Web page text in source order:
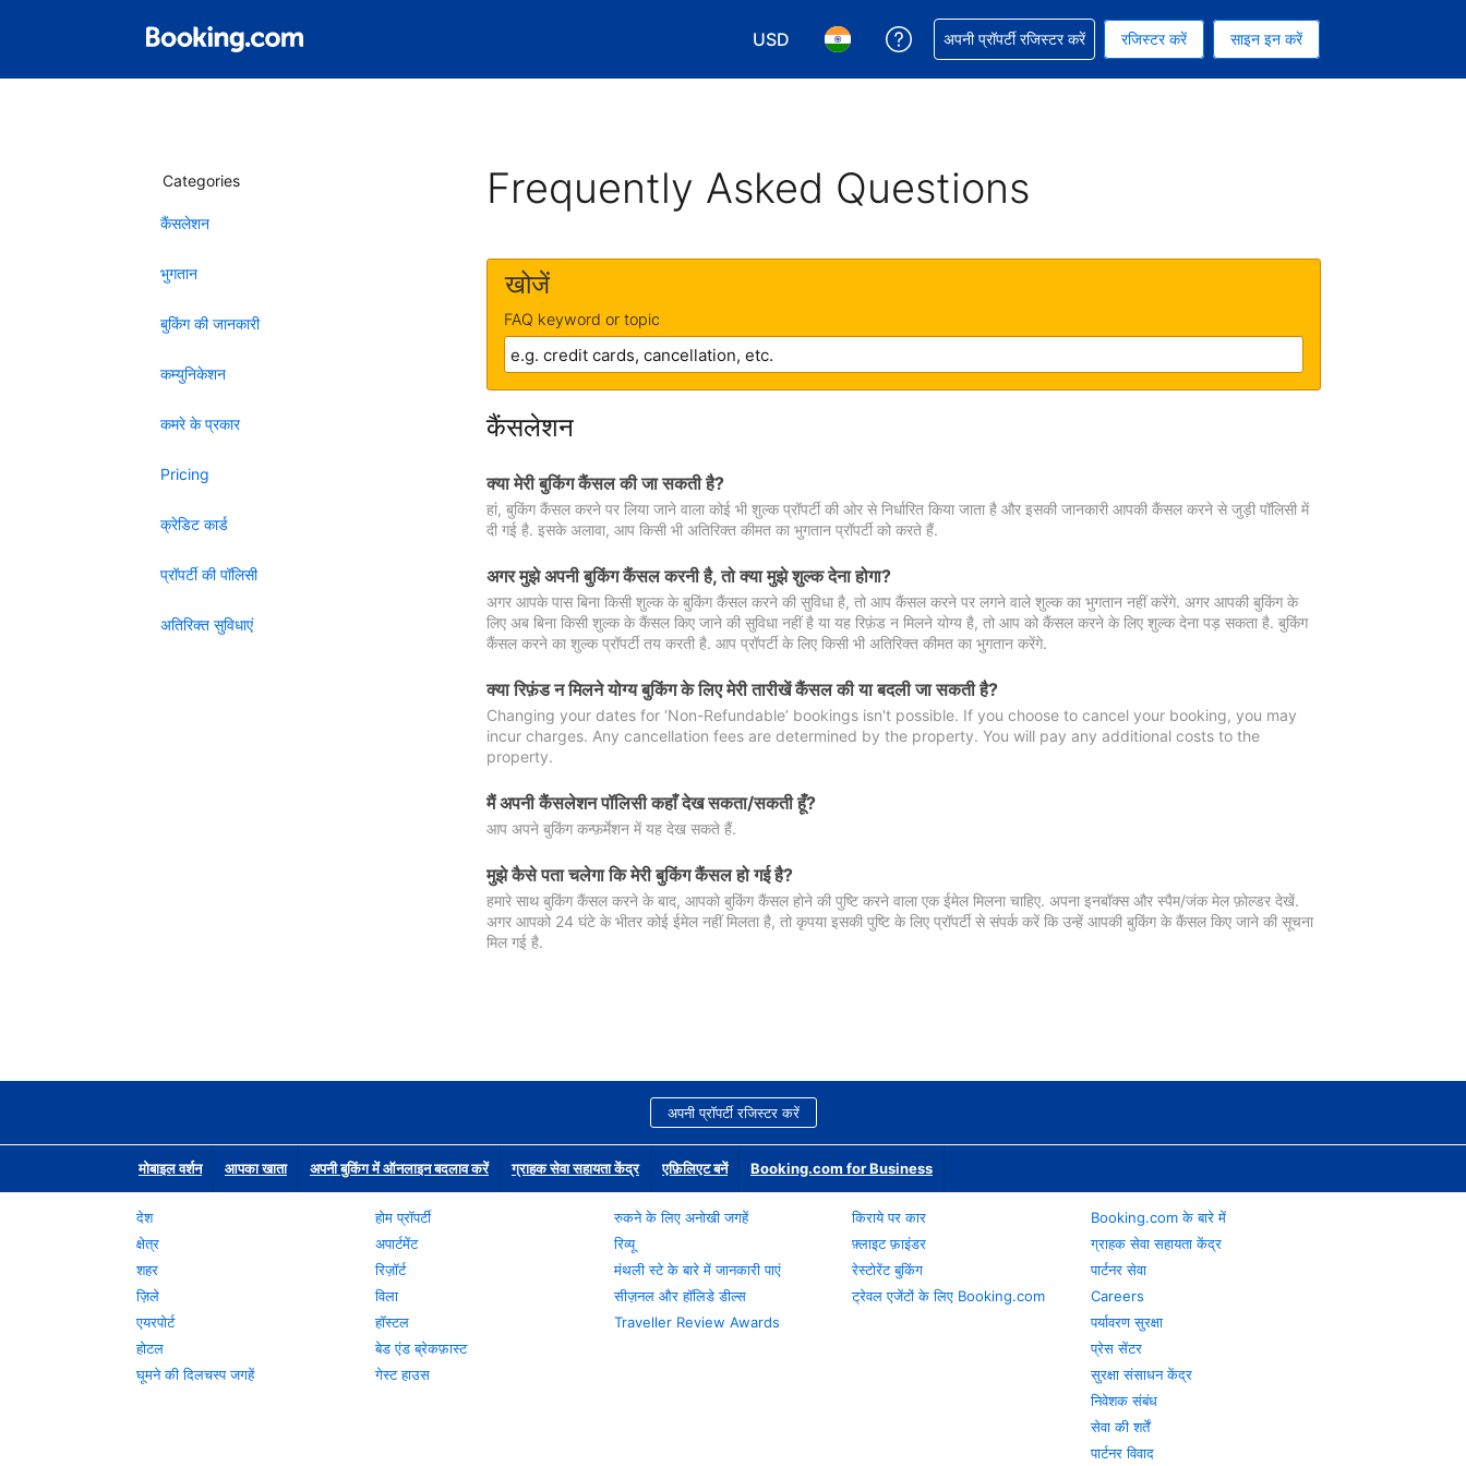
USD
अपनी करेंसी चुनें. आपने अभी USD करेंसी को चुना हुआ है
अपनी भाषा चुनें. आपने अभी हिन्दी भाषा को चुना हुआ है
अपनी बुकिंग में सहायता पाएं
अपनी प्रॉपर्टी रजिस्टर करें रजिस्टर करें साइन इन करें
Categories
कैंसलेशन
भुगतान
बुकिंग की जानकारी
कम्युनिकेशन
कमरे के प्रकार
Pricing
क्रेडिट कार्ड
प्रॉपर्टी की पॉलिसी
अतिरिक्त सुविधाएं
Frequently Asked Questions
खोजें
FAQ keyword or topic
कैंसलेशन
क्या मेरी बुकिंग कैंसल की जा सकती है?
हां, बुकिंग कैंसल करने पर लिया जाने वाला कोई भी शुल्क प्रॉपर्टी की ओर से निर्धारित किया जाता है और इसकी जानकारी आपकी कैंसल करने से जुड़ी पॉलिसी में
दी गई है. इसके अलावा, आप किसी भी अतिरिक्त कीमत का भुगतान प्रॉपर्टी को करते हैं.
अगर मुझे अपनी बुकिंग कैंसल करनी है, तो क्या मुझे शुल्क देना होगा?
अगर आपके पास बिना किसी शुल्क के बुकिंग कैंसल करने की सुविधा है, तो आप कैंसल करने पर लगने वाले शुल्क का भुगतान नहीं करेंगे. अगर आपकी बुकिंग के
लिए अब बिना किसी शुल्क के कैंसल किए जाने की सुविधा नहीं है या यह रिफ़ंड न मिलने योग्य है, तो आप को कैंसल करने के लिए शुल्क देना पड़ सकता है. बुकिंग
कैंसल करने का शुल्क प्रॉपर्टी तय करती है. आप प्रॉपर्टी के लिए किसी भी अतिरिक्त कीमत का भुगतान करेंगे.
क्या रिफ़ंड न मिलने योग्य बुकिंग के लिए मेरी तारीखें कैंसल की या बदली जा सकती है?
Changing your dates for ‘Non-Refundable’ bookings isn't possible. If you choose to cancel your booking, you may
incur charges. Any cancellation fees are determined by the property. You will pay any additional costs to the
property.
मैं अपनी कैंसलेशन पॉलिसी कहाँ देख सकता/सकती हूँ?
आप अपने बुकिंग कन्फ़र्मेशन में यह देख सकते हैं.
मुझे कैसे पता चलेगा कि मेरी बुकिंग कैंसल हो गई है?
हमारे साथ बुकिंग कैंसल करने के बाद, आपको बुकिंग कैंसल होने की पुष्टि करने वाला एक ईमेल मिलना चाहिए. अपना इनबॉक्स और स्पैम/जंक मेल फ़ोल्डर देखें.
अगर आपको 24 घंटे के भीतर कोई ईमेल नहीं मिलता है, तो कृपया इसकी पुष्टि के लिए प्रॉपर्टी से संपर्क करें कि उन्हें आपकी बुकिंग के कैंसल किए जाने की सूचना
मिल गई है.
अपनी प्रॉपर्टी रजिस्टर करें
मोबाइल वर्शन आपका खाता अपनी बुकिंग में ऑनलाइन बदलाव करें ग्राहक सेवा सहायता केंद्र एफ़िलिएट बनें Booking.com for Business
देश
क्षेत्र
शहर
ज़िले
एयरपोर्ट
होटल
घूमने की दिलचस्प जगहें
होम प्रॉपर्टी
अपार्टमेंट
रिज़ॉर्ट
विला
हॉस्टल
बेड एंड ब्रेकफ़ास्ट
गेस्ट हाउस
रुकने के लिए अनोखी जगहें
रिव्यू
मंथली स्टे के बारे में जानकारी पाएं
सीज़नल और हॉलिडे डील्स
Traveller Review Awards
किराये पर कार
फ़्लाइट फ़ाइंडर
रेस्टोरेंट बुकिंग
ट्रेवल एजेंटों के लिए Booking.com
Booking.com के बारे में
ग्राहक सेवा सहायता केंद्र
पार्टनर सेवा
Careers
पर्यावरण सुरक्षा
प्रेस सेंटर
सुरक्षा संसाधन केंद्र
निवेशक संबंध
सेवा की शर्तें
पार्टनर विवाद